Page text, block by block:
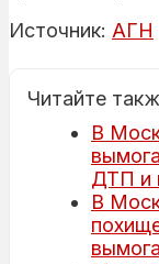
Источник: АГН
Читайте
В
ДТП и
В